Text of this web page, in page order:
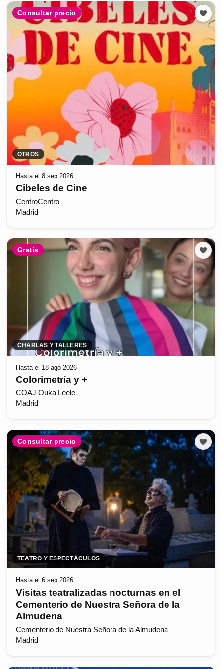
Consultar precio
OTROS
Hasta el 8 sep 2026
Cibeles de Cine
CentroCentro
Madrid
Gratis
CHARLAS Y TALLERES
Hasta el 18 ago 2026
Colorimetría y +
COAJ Ouka Leele
Madrid
Consultar precio
TEATRO Y ESPECTÁCULOS
Hasta el 6 sep 2026
Visitas teatralizadas nocturnas en el
Cementerio de Nuestra Señora de la
Almudena
Cementerio de Nuestra Señora de la Almudena
Madrid